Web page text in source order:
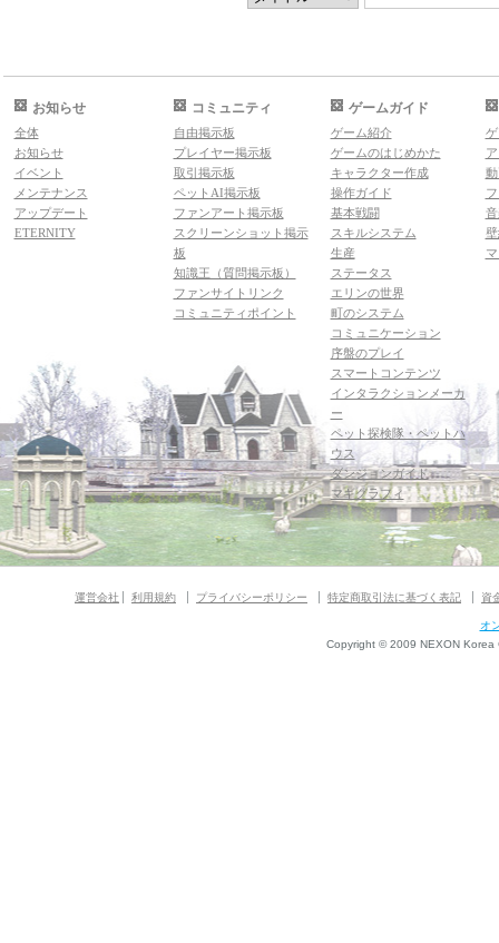
お知らせ
全体
お知らせ
イベント
メンテナンス
アップデート
ETERNITY
コミュニティ
自由掲示板
プレイヤー掲示板
取引掲示板
ペットAI掲示板
ファンアート掲示板
スクリーンショット掲示
板
知識王（質問掲示板）
ファンサイトリンク
コミュニティポイント
ゲームガイド
ゲーム紹介
ゲームのはじめかた
キャラクター作成
操作ガイド
基本戦闘
スキルシステム
生産
ステータス
エリンの世界
町のシステム
コミュニケーション
序盤のプレイ
スマートコンテンツ
インタラクションメーカ
ー
ペット探検隊・ペットハ
ウス
ダンジョンガイド
マギグラフィ
運営会社 利用規約 プライバシーポリシー 特定商取引法に基づく表記 資
オ
Copyright © 2009 NEXON Korea